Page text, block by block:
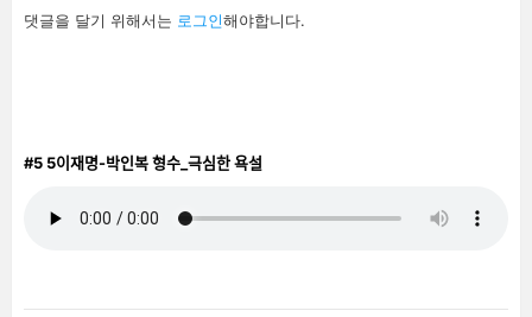
답
글
댓글을 달기 위해서는 로그인해야합니다.
#5 5이재명-박인복 형수_극심한 욕설